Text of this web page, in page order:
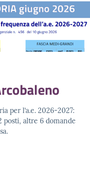
per l’a.e. 2026-2027:
posti, altre 6 domande